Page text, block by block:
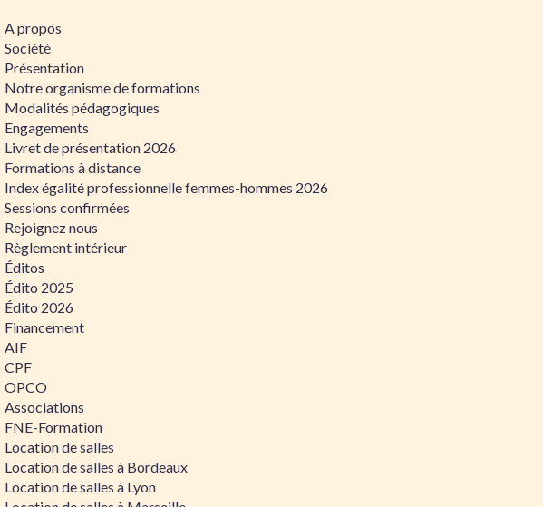
A propos
Société
Présentation
Notre organisme de formations
Modalités pédagogiques
Engagements
Livret de présentation 2026
Formations à distance
Index égalité professionnelle femmes-hommes 2026
Sessions confirmées
Rejoignez nous
Règlement intérieur
Éditos
Édito 2025
Édito 2026
Financement
AIF
CPF
OPCO
Associations
FNE-Formation
Location de salles
Location de salles à Bordeaux
Location de salles à Lyon